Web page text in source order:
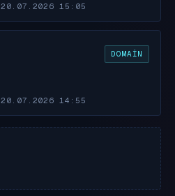
20.07.2026 15:05
DOMAIN
20.07.2026 14:55